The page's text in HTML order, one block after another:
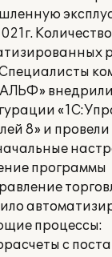
Количество
Специалисты
8» и провели
программы
процессы:
с